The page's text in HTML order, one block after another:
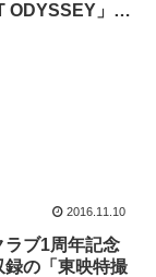
」を
2016.11.10
ラブ1周年記念
録の「東映特撮